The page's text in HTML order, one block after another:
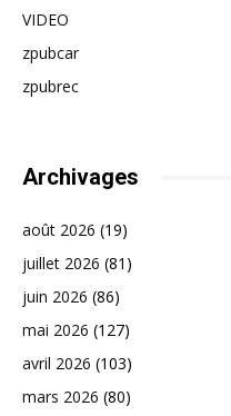
VIDEO
zpubcar
zpubrec
Archivages
août 2026 (19)
juillet 2026 (81)
juin 2026 (86)
mai 2026 (127)
avril 2026 (103)
mars 2026 (80)